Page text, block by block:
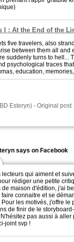
I : At the End of the
five travelers, also
between them all and
suddenly turns to hell...
psychological traces
education,
Esteryn) - Original post
says on Facebook
lecteurs qui aiment et
rédiger une petite
de maison d'édition, j'ai
connaitre et se
les motivés, j'offre le
de finir de le
pas aussi à
joint svp !